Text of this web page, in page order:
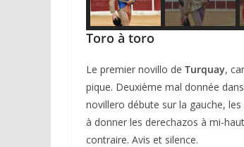
Toro à toro
Le premier novillo de Turquay,
pique. Deuxième mal donnée
novillero débute sur la gauche,
à donner les derechazos à mi-
contraire. Avis et silence.